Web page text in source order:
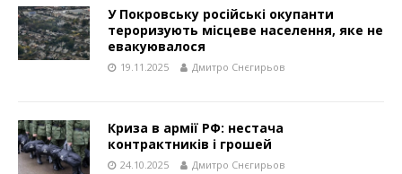
У Покровську російські окупанти
тероризують місцеве населення, яке не
евакуювалося
19.11.2025 Дмитро Снєгирьов
Криза в армії РФ: нестача
контрактників і грошей
24.10.2025 Дмитро Снєгирьов